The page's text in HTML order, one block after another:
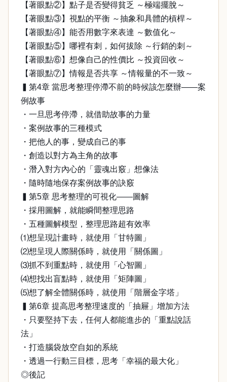
【著眼點②】點子是否變得貧乏 ～極端擺脫～
【著眼點③】視點的平衡 ～抽象和具體的槓桿～
【著眼點④】能否用數字來表達 ～數值化～
【著眼點⑤】哪裡有刺，如何拔除 ～行銷的刺～
【著眼點⑥】想像自己的性價比 ～投資回收～
【著眼點⑦】情報是否共享 ～情報量的不一致～
▍第4章 當思考整理停滯不前的時候該怎麼辦——案
例故事
・一旦思考停滯，就借助故事的力量
・案例故事的三種模式
・把他人的事，變成自己的事
・創造以對方為主角的故事
・潛入對方內心的「靈魂出竅」想像法
・隨時隨地保存案例故事的訣竅
▍第5章 思考整理的可視化——圖解
・採用圖解，就能瞬間整理思路
・五種圖解模型，整理思路超有效率
⑴想呈現計畫時，就使用「甘特圖」
⑵想呈現人際關係時，就使用「關係圖」
⑶抓不到重點時，就使用「心智圖」
⑷想找出盲點時，就使用「矩陣圖」
⑸想了解全體關係時，就使用「階層金字塔」
▍第6章 提高思考整理速度的「抽屜」增加方法
・只要堅持下去，任何人都能進步的「重點說話
法」
・打造腦袋放空自如的系統
・透過一行動三目標，思考「幸福的最大化」
◎後記